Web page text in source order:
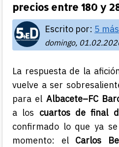
precios entre 180 y
Escrito por: 5
domingo,
La respuesta de la
vuelve a ser
para el Albacete–FC
a los cuartos de final
confirmado lo que ya
momento: el Carlos